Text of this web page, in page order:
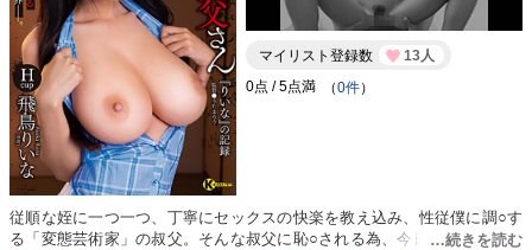
マイリスト登録数
13人
（0件）
従順な姪に一つ一つ、丁寧にセックスの快楽を教え込み、性従僕に調○す
る「変態芸術家」の叔父。そんな叔父に恥○される為、今日もりいなは家